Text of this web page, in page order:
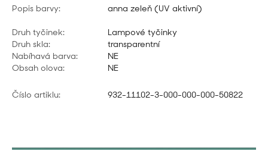
Popis barvy: anna zeleň (UV aktivní)
Druh tyčinek:
Lampové tyčinky
Druh skla:
transparentní
Nabíhavá barva:
NE
Obsah olova:
NE
Číslo artiklu: 932-11102-3-000-000-000-50822